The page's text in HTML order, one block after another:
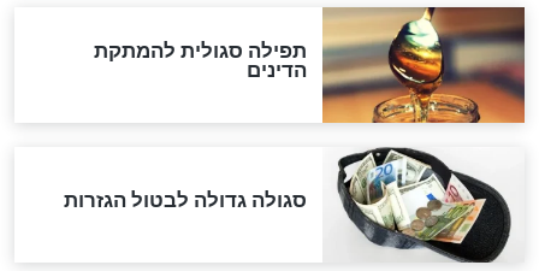
"מודה לקב"ה על כל השנים"
לכל המאמרים
אחרית הימים